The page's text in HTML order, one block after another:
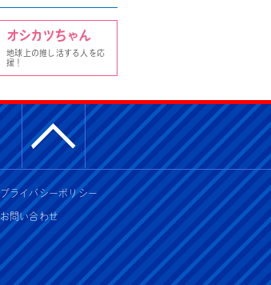
オシカツちゃん
地球上の推し活する人を応
援！
プライバシーポリシー
お問い合わせ